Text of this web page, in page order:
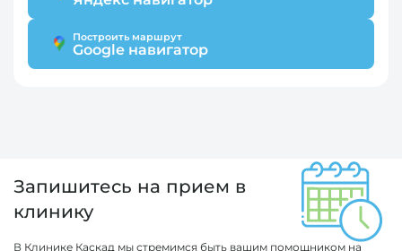
Построить маршрут
Google навигатор
Запишитесь на прием в
клинику
В Клинике Каскад мы стремимся быть вашим помощником на